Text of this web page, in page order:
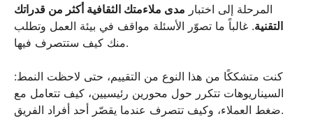
المرحلة إلى اختبار مدى ملاءمتك الثقافية أكثر من قدراتك
التقنية. غالباً ما تصوّر الأسئلة مواقف في بيئة العمل وتطلب
منك كيف ستتصرف فيها.
كنت متشككًا من هذا النوع من التقييم، حتى لاحظت النمط:
السيناريوهات تتكرر حول محورين رئيسيين، كيف تتعامل مع
ضغط العملاء، وكيف تتصرف عندما يقصّر أحد أفراد الفريق.